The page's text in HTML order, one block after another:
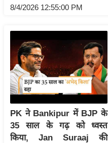
प
मी
क्षा
ध
र्म
ज्यो
ति
ष
8/4/2026 12:55:00 PM
PK ने Bankipur में BJP के
35 साल के गढ़ को ध्वस्त
किया, Jan Suraaj की